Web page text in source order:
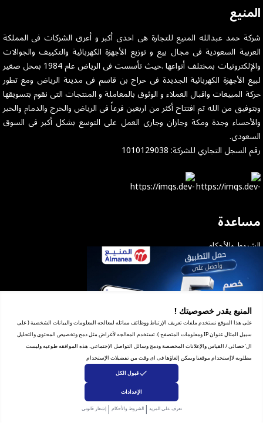
المنيع يقدر خصوصيتك !
على هذا الموقع نستخدم ملفات تعريف الإرتباط ووظائف مماثله لمعالجه المعلومات والبيانات الشخصية ( على
سبيل المثال عنوان IP ومعلومات المتصفح ). تستخدم المعالجه لأغراض مثل دمج وتخصيص المحتوى والتحليل
ال‘حصائى / القياس والإعلانات المخصصة ودمج وسائل التواصل الإجتماعى. هذه الموافقه طوعيه وليست
مطلوبه لاإستخدام موقعنا ويمكن إلغاؤها فى اى وقت من تفضيلات الإستخدام
قبول الكل
الإعدادات
تعرف على المزيد |الشروط والأحكام |إشعار قانونى
المنيع
شركة حمد عبدالله المنيع للتجارة هى احدى أكبر و أعرق الشركات فى المملكة
العربية السعودية فى مجال بيع و توزيع الأجهزة الكهربائية والتكييف والجوالات
والإلكترونيات بمختلف أنواعها .حيث تأسست فى الرياض عام 1984 بمحل صغير
لبيع الأجهزة الكهربائية الجديدة فى حراج بن قاسم فى مدينة الرياض ومع تطور
حركة المبيعات واقبال العملاء و الوثوق بالمعاملة و المنتجات التى نقوم بتسويقها
وبتوفيق من الله تم افتتاح أكثر من اربعين فرعاً فى الرياض والخرج والدمام والخبر
والأحساء وجدة ومكة وجازان وجارى العمل على التوسع بشكل أكبر فى السوق
السعودى.
رقم السجل التجاري للشركة: 1010129038
مساعدة
الشروط والأحكام
بيان الخصوصية
الاسترجاع والاستبدال
شهاده التجاره الإلكترونية
للشكاوى والاستفسار
انضم إلى فريقنا
الإشتراك بالنشرة البريدية
عن الشركة
الخدمات